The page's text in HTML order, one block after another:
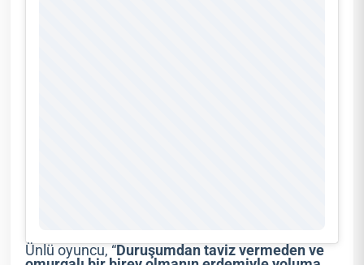
Ünlü oyuncu, “Duruşumdan taviz vermeden ve